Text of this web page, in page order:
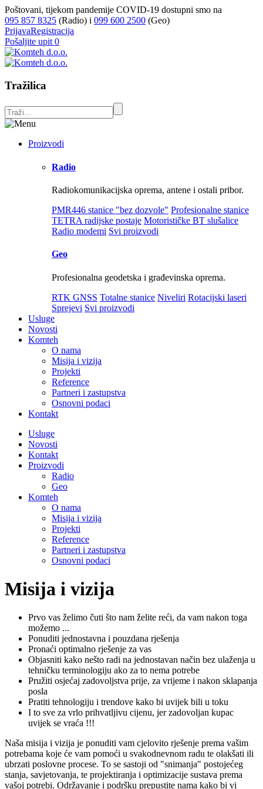
Poštovani, tijekom pandemije COVID-19 dostupni smo na
095 857 8325 (Radio) i 099 600 2500 (Geo)
PrijavaRegistracija
Pošaljite upit 0
Tražilica
Proizvodi
Radio
Radiokomunikacijska oprema, antene i ostali pribor.
PMR446 stanice "bez dozvole" Profesionalne stanice
TETRA radijske postaje Motorističke BT slušalice
Radio modemi Svi proizvodi
Geo
Profesionalna geodetska i građevinska oprema.
RTK GNSS Totalne stanice Niveliri Rotacijski laseri
Sprejevi Svi proizvodi
Usluge
Novosti
Komteh
O nama
Misija i vizija
Projekti
Reference
Partneri i zastupstva
Osnovni podaci
Kontakt
Usluge
Novosti
Kontakt
Proizvodi
Radio
Geo
Komteh
O nama
Misija i vizija
Projekti
Reference
Partneri i zastupstva
Osnovni podaci
Misija i vizija
Prvo vas želimo čuti što nam želite reći, da vam nakon toga
možemo ...
Ponuditi jednostavna i pouzdana rješenja
Pronaći optimalno rješenje za vas
Objasniti kako nešto radi na jednostavan način bez ulaženja u
tehničku terminologiju ako za to nema potrebe
Pružiti osjećaj zadovoljstva prije, za vrijeme i nakon sklapanja
posla
Pratiti tehnologiju i trendove kako bi uvijek bili u toku
I to sve za vrlo prihvatljivu cijenu, jer zadovoljan kupac
uvijek se vraća !!!
Naša misija i vizija je ponuditi vam cjelovito rješenje prema vašim
potrebama koje će vam pomoći u svakodnevnom radu te olakšati ili
ubrzati poslovne procese. To se sastoji od "snimanja" postojećeg
stanja, savjetovanja, te projektiranja i optimizacije sustava prema
vašoj potrebi. Održavanje i podršku prepustite nama kako bi vi